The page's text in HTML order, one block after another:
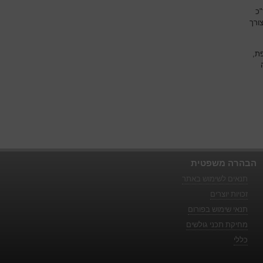
הבהרה משפטית
זכויות יוצרים
תנאי שימוש בפורום
מחיקת תכני גולשים
כללי